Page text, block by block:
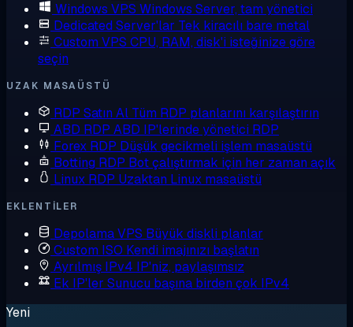
Windows VPS Windows Server, tam yönetici
Dedicated Server'lar Tek kiracılı bare metal
Custom VPS CPU, RAM, disk'i isteğinize göre
seçin
UZAK MASAÜSTÜ
RDP Satın Al Tüm RDP planlarını karşılaştırın
ABD RDP ABD IP'lerinde yönetici RDP
Forex RDP Düşük gecikmeli işlem masaüstü
Botting RDP Bot çalıştırmak için her zaman açık
Linux RDP Uzaktan Linux masaüstü
EKLENTILER
Depolama VPS Büyük diskli planlar
Custom ISO Kendi imajınızı başlatın
Ayrılmış IPv4 IP'niz, paylaşımsız
Ek IP'ler Sunucu başına birden çok IPv4
Yeni